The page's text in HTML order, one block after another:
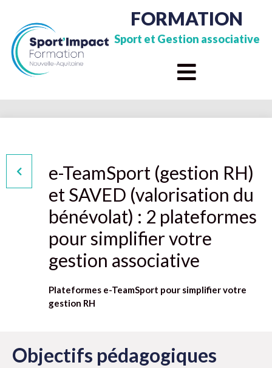
FORMATION
Sport et Gestion associative
e-TeamSport (gestion RH)
et SAVED (valorisation du
bénévolat) : 2 plateformes
pour simplifier votre
gestion associative
Plateformes e-TeamSport pour simplifier votre
gestion RH
Objectifs pédagogiques